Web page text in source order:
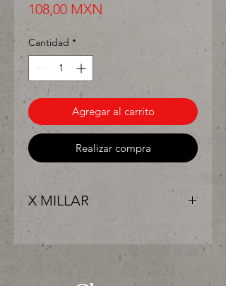
108,00 MXN
Cantidad *
Agregar al carrito
Realizar compra
X MILLAR
"PRECIO ESPECIAL ya sea para
comprar o para surtir, solo los